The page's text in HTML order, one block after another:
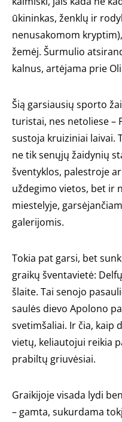
ūkininkas, ženklų ir
nenusakomom
žemėj. Šurmulio
kalnus, artėjama prie
Šią garsiausių sporto
turistai, nes netoliese –
sustoja kruiziniai laivai.
ne tik senųjų žaidynių
šventyklos, palestroje
uždegimo vietos, bet ir
miestelyje,
galerijomis.
Tokia pat garsi, bet
graikų šventavietė:
šlaite. Tai senojo
saulės dievo Apolono
svetimšaliai. Ir čia, kaip
vietų, keliautojui reikia
prabiltų griuvėsiai.
Graikijoje visada lydi
– gamta, sukurdama